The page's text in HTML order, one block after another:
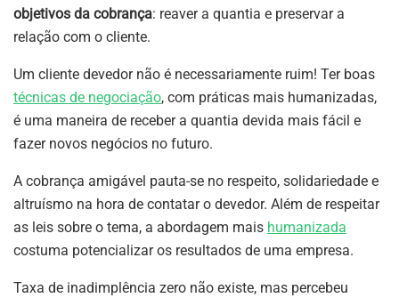
objetivos da cobrança: reaver a quantia e preservar a
relação com o cliente.
Um cliente devedor não é necessariamente ruim! Ter boas
técnicas de negociação, com práticas mais humanizadas,
é uma maneira de receber a quantia devida mais fácil e
fazer novos negócios no futuro.
A cobrança amigável pauta-se no respeito, solidariedade e
altruísmo na hora de contatar o devedor. Além de respeitar
as leis sobre o tema, a abordagem mais humanizada
costuma potencializar os resultados de uma empresa.
Taxa de inadimplência zero não existe, mas percebeu